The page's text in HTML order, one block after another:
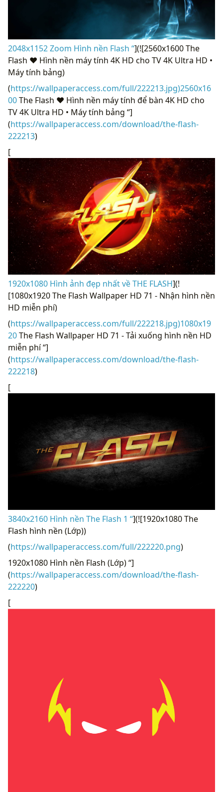
2048x1152 Zoom Hình nền Flash “](![2560x1600 The
Flash ❤ Hình nền máy tính 4K HD cho TV 4K Ultra HD •
Máy tính bảng)
(https://wallpaperaccess.com/full/222213.jpg)2560x16
00The Flash ❤ Hình nền máy tính để bàn 4K HD cho
TV 4K Ultra HD • Máy tính bảng “]
(https://wallpaperaccess.com/download/the-flash-
222213)
[
1920x1080 Hình ảnh đẹp nhất về THE FLASH](!
[1080x1920 The Flash Wallpaper HD 71 - Nhận hình nền
HD miễn phí)
(https://wallpaperaccess.com/full/222218.jpg)1080x19
20The Flash Wallpaper HD 71 - Tải xuống hình nền HD
miễn phí “]
(https://wallpaperaccess.com/download/the-flash-
222218)
[
3840x2160 Hình nền The Flash 1 “](![1920x1080 The
Flash hình nền (Lớp))
(https://wallpaperaccess.com/full/222220.png)
1920x1080 Hình nền Flash (Lớp) “]
(https://wallpaperaccess.com/download/the-flash-
222220)
[